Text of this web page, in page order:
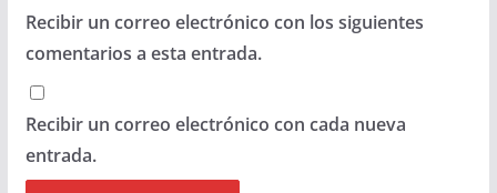
Recibir un correo electrónico con los siguientes
comentarios a esta entrada.
Recibir un correo electrónico con cada nueva
entrada.